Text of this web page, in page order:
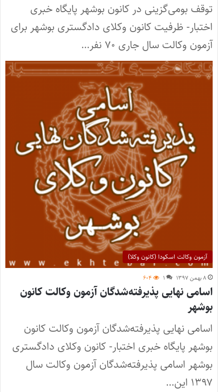
توقف بومی‌گزینی در کانون بوشهر پایگاه خبری
اختبار- ظرفیت کانون وکلای دادگستری بوشهر برای
آزمون وکالت سال جاری ۷۰ نفر…
آزمون وکالت اسکودا (کانون وکلا)
۸ بهمن ۱۳۹۷ ۱ ۶۰۴
اسامی نهایی پذیرفته‌شدگان آزمون وکالت کانون
بوشهر
اسامی نهایی پذیرفته‌شدگان آزمون وکالت کانون
بوشهر پایگاه خبری اختبار- کانون وکلای دادگستری
بوشهر اسامی پذیرفته‌شدگان آزمون وکالت سال
۱۳۹۷ این…